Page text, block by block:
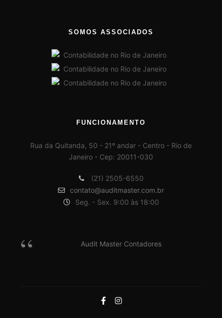
SOMOS ASSOCIADOS
FUNCIONAMENTO
Rua da Quitanda, 50 - 21º andar - Centro - Rio de
Janeiro - Cep: 20011-030
(21) 2505-6550
contato@auditmaster.com.br
Seg. - Sex. 9:00 às 18:00
Audit Master Contadores